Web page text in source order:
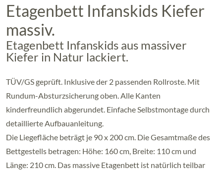
Etagenbett Infanskids Kiefer
massiv.
Etagenbett Infanskids aus massiver
Kiefer in Natur lackiert.
TÜV/GS geprüft. Inklusive der 2 passenden Rollroste. Mit
Rundum-Absturzsicherung oben. Alle Kanten
kinderfreundlich abgerundet. Einfache Selbstmontage durch
detaillierte Aufbauanleitung.
Die Liegefläche beträgt je 90 x 200 cm. Die Gesamtmaße des
Bettgestells betragen: Höhe: 160 cm, Breite: 110 cm und
Länge: 210 cm. Das massive Etagenbett ist natürlich teilbar